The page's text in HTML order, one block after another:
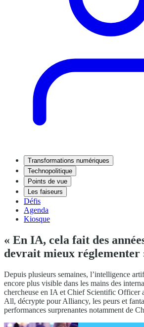
Transformations numériques
Technopolitique
Points de vue
Les faiseurs
Défis
Agenda
Kiosque
« En IA, cela fait des
devrait mieux réglementer
Depuis plusieurs semaines, l’intelligence
encore plus visible dans les mains des
chercheuse en IA et Chief Scientific Officer
All, décrypte pour Alliancy, les peurs et
performances surprenantes notamment de